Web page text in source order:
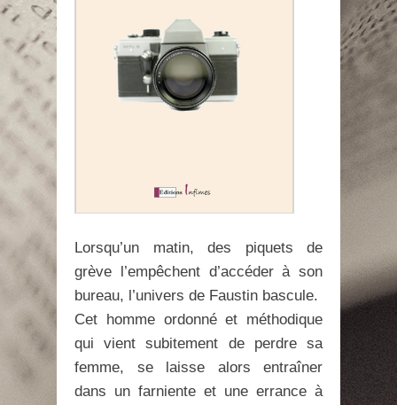
Lorsqu’un matin, des piquets de
grève l’empêchent d’accéder à son
bureau, l’univers de Faustin bascule.
Cet homme ordonné et méthodique
qui vient subitement de perdre sa
femme, se laisse alors entraîner
dans un farniente et une errance à